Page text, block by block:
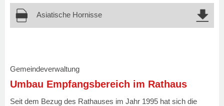
Asiatische Hornisse
Gemeindeverwaltung
Umbau Empfangsbereich im Rathaus
Seit dem Bezug des Rathauses im Jahr 1995 hat sich die